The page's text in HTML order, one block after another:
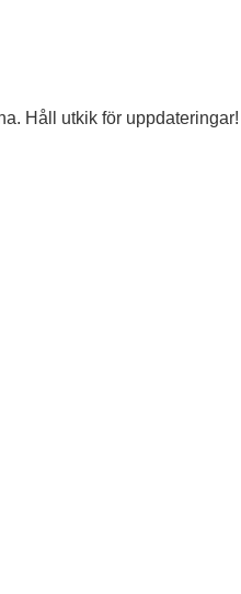
Håll utkik för uppdateringar!